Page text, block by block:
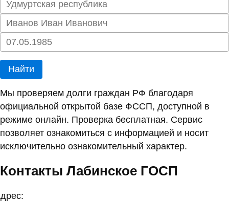
Найти
Мы проверяем долги граждан РФ благодаря
официальной открытой базе ФССП, доступной в
режиме онлайн. Проверка бесплатная. Сервис
позволяет ознакомиться с информацией и носит
исключительно ознакомительный характер.
Контакты Лабинское ГОСП